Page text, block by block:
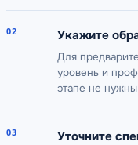
02 Укажите
Для
уровень и
этапе не
03 Уточните